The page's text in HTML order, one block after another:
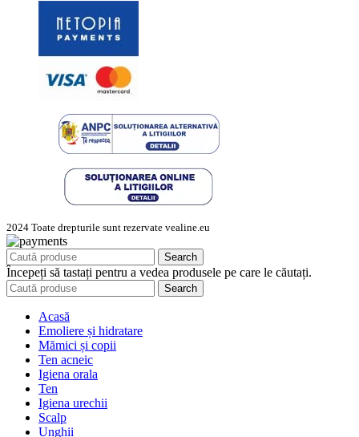
2024 Toate drepturile sunt rezervate vealine.eu
Search
Începeți să tastați pentru a vedea produsele pe care le căutați.
Search
Acasă
Emoliere și hidratare
Mămici și copii
Ten acneic
Igiena orala
Ten
Igiena urechii
Scalp
Unghii